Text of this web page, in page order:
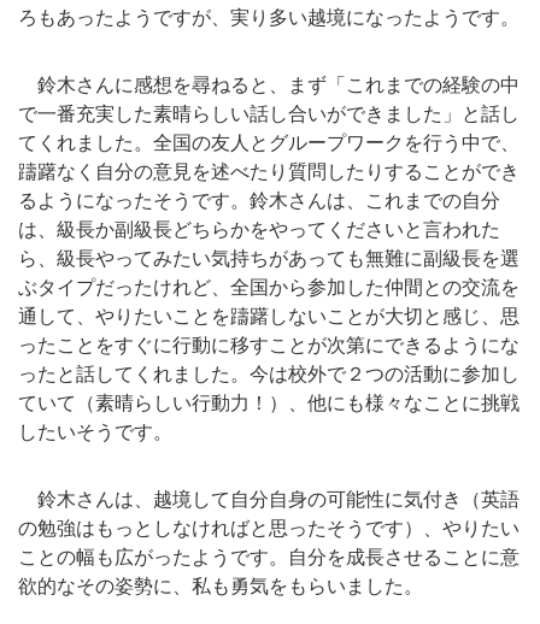
ろもあったようですが、実り多い越境になったようです。
鈴木さんに感想を尋ねると、まず「これまでの経験の中
で一番充実した素晴らしい話し合いができました」と話し
てくれました。全国の友人とグループワークを行う中で、
躊躇なく自分の意見を述べたり質問したりすることができ
るようになったそうです。鈴木さんは、これまでの自分
は、級長か副級長どちらかをやってくださいと言われた
ら、級長やってみたい気持ちがあっても無難に副級長を選
ぶタイプだったけれど、全国から参加した仲間との交流を
通して、やりたいことを躊躇しないことが大切と感じ、思
ったことをすぐに行動に移すことが次第にできるようにな
ったと話してくれました。今は校外で２つの活動に参加し
ていて（素晴らしい行動力！）、他にも様々なことに挑戦
したいそうです。
鈴木さんは、越境して自分自身の可能性に気付き（英語
の勉強はもっとしなければと思ったそうです）、やりたい
ことの幅も広がったようです。自分を成長させることに意
欲的なその姿勢に、私も勇気をもらいました。